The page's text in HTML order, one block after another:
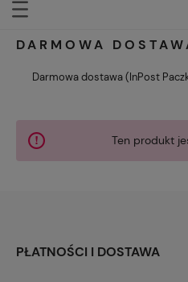
DARMOWA
Darmowa dostawa (InPost
Ten produkt
PŁATNOŚCI I DOSTAWA